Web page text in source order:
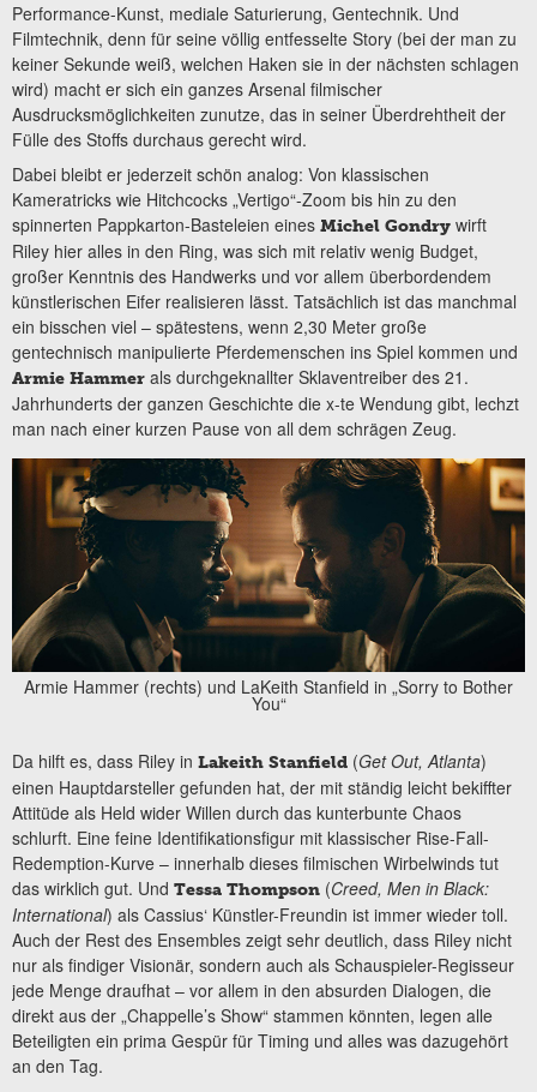
Performance-Kunst, mediale Saturierung, Gentechnik. Und
Filmtechnik, denn für seine völlig entfesselte Story (bei der man zu
keiner Sekunde weiß, welchen Haken sie in der nächsten schlagen
wird) macht er sich ein ganzes Arsenal filmischer
Ausdrucksmöglichkeiten zunutze, das in seiner Überdrehtheit der
Fülle des Stoffs durchaus gerecht wird.
Dabei bleibt er jederzeit schön analog: Von klassischen
Kameratricks wie Hitchcocks „Vertigo“-Zoom bis hin zu den
spinnerten Pappkarton-Basteleien eines Michel Gondry wirft
Riley hier alles in den Ring, was sich mit relativ wenig Budget,
großer Kenntnis des Handwerks und vor allem überbordendem
künstlerischen Eifer realisieren lässt. Tatsächlich ist das manchmal
ein bisschen viel – spätestens, wenn 2,30 Meter große
gentechnisch manipulierte Pferdemenschen ins Spiel kommen und
Armie Hammer als durchgeknallter Sklaventreiber des 21.
Jahrhunderts der ganzen Geschichte die x-te Wendung gibt, lechzt
man nach einer kurzen Pause von all dem schrägen Zeug.
Armie Hammer (rechts) und LaKeith Stanfield in „Sorry to Bother
You“
Da hilft es, dass Riley in Lakeith Stanfield (Get Out, Atlanta)
einen Hauptdarsteller gefunden hat, der mit ständig leicht bekiffter
Attitüde als Held wider Willen durch das kunterbunte Chaos
schlurft. Eine feine Identifikationsfigur mit klassischer Rise-Fall-
Redemption-Kurve – innerhalb dieses filmischen Wirbelwinds tut
das wirklich gut. Und Tessa Thompson (Creed, Men in Black:
International) als Cassius‘ Künstler-Freundin ist immer wieder toll.
Auch der Rest des Ensembles zeigt sehr deutlich, dass Riley nicht
nur als findiger Visionär, sondern auch als Schauspieler-Regisseur
jede Menge draufhat – vor allem in den absurden Dialogen, die
direkt aus der „Chappelle’s Show“ stammen könnten, legen alle
Beteiligten ein prima Gespür für Timing und alles was dazugehört
an den Tag.